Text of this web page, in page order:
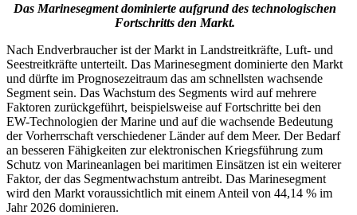
Das Marinesegment dominierte aufgrund des technologischen
Fortschritts den Markt.
Nach Endverbraucher ist der Markt in Landstreitkräfte, Luft- und
Seestreitkräfte unterteilt. Das Marinesegment dominierte den Markt
und dürfte im Prognosezeitraum das am schnellsten wachsende
Segment sein. Das Wachstum des Segments wird auf mehrere
Faktoren zurückgeführt, beispielsweise auf Fortschritte bei den
EW-Technologien der Marine und auf die wachsende Bedeutung
der Vorherrschaft verschiedener Länder auf dem Meer. Der Bedarf
an besseren Fähigkeiten zur elektronischen Kriegsführung zum
Schutz von Marineanlagen bei maritimen Einsätzen ist ein weiterer
Faktor, der das Segmentwachstum antreibt. Das Marinesegment
wird den Markt voraussichtlich mit einem Anteil von 44,14 % im
Jahr 2026 dominieren.